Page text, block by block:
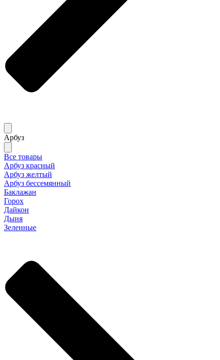
Арбуз
Все товары
Арбуз красный
Арбуз желтый
Арбуз бессемянный
Баклажан
Горох
Дайкон
Дыня
Зеленные